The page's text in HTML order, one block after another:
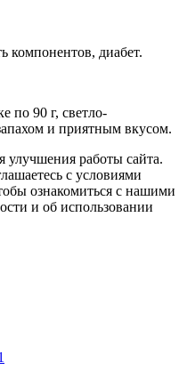
компонентов, диабет.
по 90 г, светло-
и приятным вкусом.
работы сайта.
с условиями
ознакомиться с нашими
и об использовании